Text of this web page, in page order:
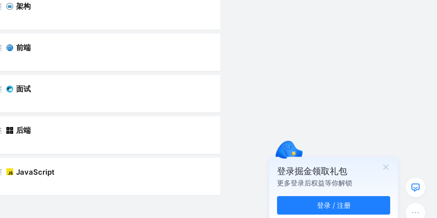
架构
前端
面试
后端
JavaScript 登录掘金领取礼包
更多登录后权益等你解锁
登录 / 注册